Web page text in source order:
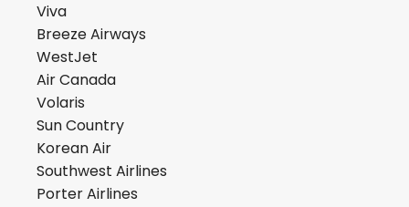
Viva
Breeze Airways
WestJet
Air Canada
Volaris
Sun Country
Korean Air
Southwest Airlines
Porter Airlines